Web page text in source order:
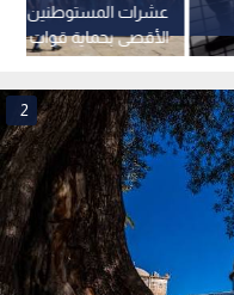
عشرات المستوطنين
الأقصى بحماية قوات
2